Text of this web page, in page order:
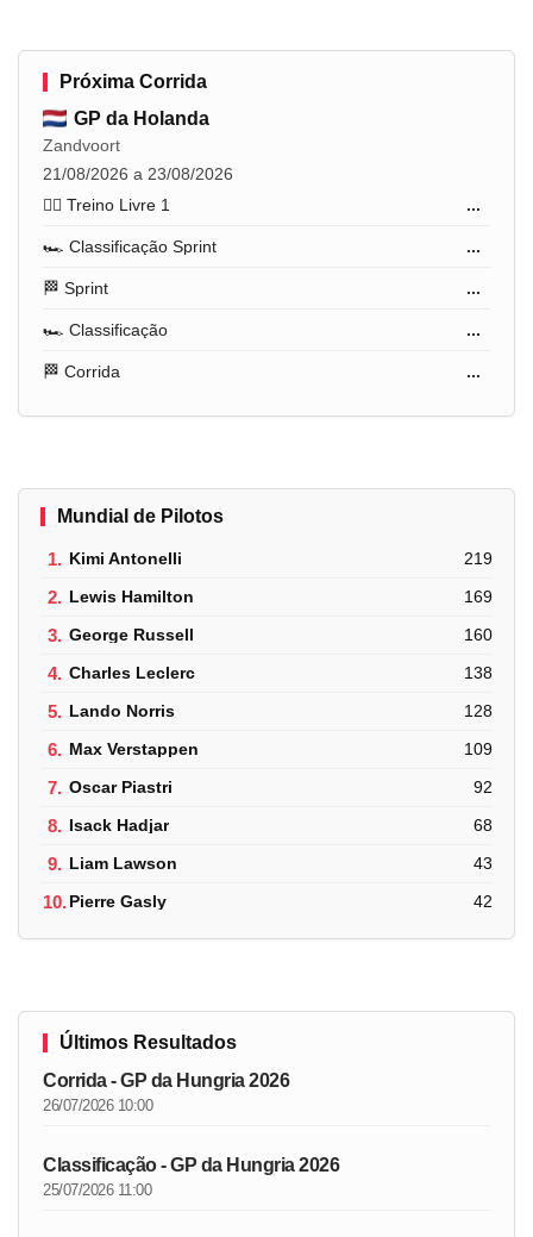
Próxima Corrida
GP da Holanda
Zandvoort
21/08/2026 a 23/08/2026
🏋️‍♂️ Treino Livre 1
...
🏎️ Classificação Sprint ...
🏁 Sprint ...
🏎️ Classificação ...
🏁 Corrida ...
Mundial de Pilotos
1. Kimi Antonelli 219
2. Lewis Hamilton 169
3. George Russell 160
4. Charles Leclerc 138
5. Lando Norris 128
6. Max Verstappen 109
7. Oscar Piastri 92
8. Isack Hadjar 68
9. Liam Lawson 43
10.Pierre Gasly 42
Últimos Resultados
Corrida - GP da Hungria 2026
26/07/2026 10:00
Classificação - GP da Hungria 2026
25/07/2026 11:00